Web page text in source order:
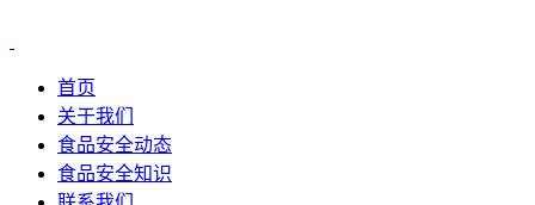
首页
关于我们
食品安全动态
食品安全知识